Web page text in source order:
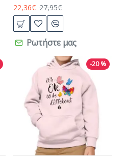
22,36€ 27,95€
Ρωτήστε μας
-20 %